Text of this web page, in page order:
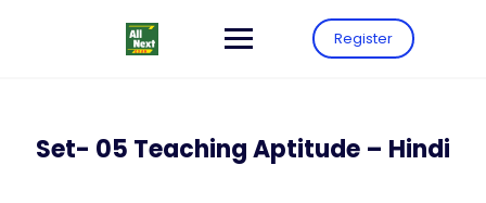
Register
Set- 05 Teaching Aptitude – Hindi